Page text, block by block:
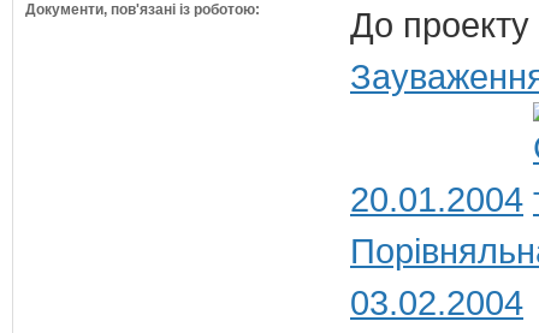
Документи, пов'язані із роботою:
До
20.01.2004
03.02.2004